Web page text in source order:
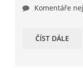
Komentáře
ČÍST DÁLE